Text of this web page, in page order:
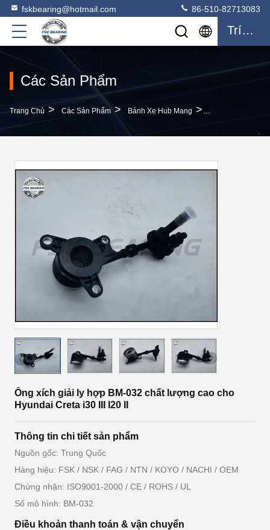
fskbearing@hotmail.com 86-510-82713083
Trích Dẫn
Các Sản Phẩm
Trang Chủ > Các Sản Phẩm > Bánh Xe Hub Mang >
Ống xích giải ly hợp BM-032 chất lượng cao cho
Hyundai Creta i30 III I20 II
Thông tin chi tiết sản phẩm
Nguồn gốc: Trung Quốc
Hàng hiệu: FSK / NSK / FAG / NTN / KOYO / NACHI / OEM
Chứng nhận: ISO9001-2000 / CE / ROHS / UL
Số mô hình: BM-032
Điều khoản thanh toán & vận chuyển